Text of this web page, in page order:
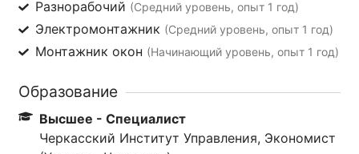
Разнорабочий (Средний уровень, опыт 1 год)
Электромонтажник (Средний уровень, опыт 1 год)
Монтажник окон (Начинающий уровень, опыт 1 год)
Образование
Высшее - Специалист
Черкасский Институт Управления, Экономист